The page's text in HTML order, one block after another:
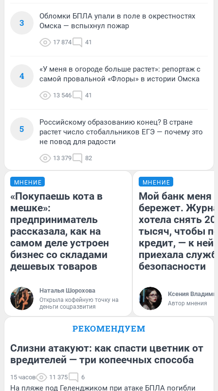
3
Обломки БПЛА упали в поле в окрестностях
Омска — вспыхнул пожар
17 874 41
4
«У меня в огороде больше растет»: репортаж с
самой провальной «Флоры» в истории Омска
13 546 41
5
Российскому образованию конец? В стране
растет число стобалльников ЕГЭ — почему это
не повод для радости
13 379 82
МНЕНИЕ
«Покупаешь кота в
мешке»:
предприниматель
рассказала, как на
самом деле устроен
бизнес со складами
дешевых товаров
Наталья Шорохова
Открыла кофейную точку на
деньги соцразвития
МНЕНИЕ
Мой банк меня
бережет.
хотела снять
тысяч, чтобы
кредит, — к
приехала
безопасности
Ксения
Автор мнения
РЕКОМЕНДУЕМ
Слизни атакуют: как спасти цветник от
вредителей — три копеечных способа
15 часов 11 375 6
На пляже под Геленджиком при атаке БПЛА погибли